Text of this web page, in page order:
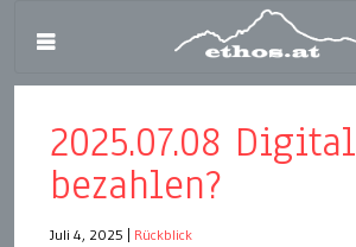
2025.07.08 Digital
bezahlen?
Juli 4, 2025 Rückblick